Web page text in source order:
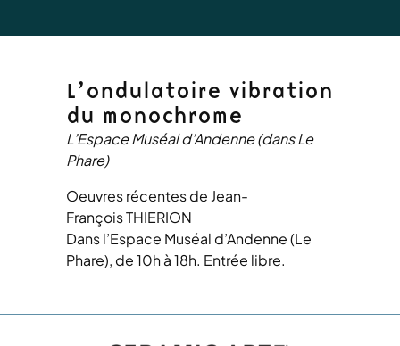
L’ondulatoire vibration
du monochrome
L’Espace Muséal d’Andenne (dans Le
Phare)
Oeuvres récentes de Jean-
François THIERION
Dans l’Espace Muséal d’Andenne (Le
Phare), de 10h à 18h. Entrée libre.